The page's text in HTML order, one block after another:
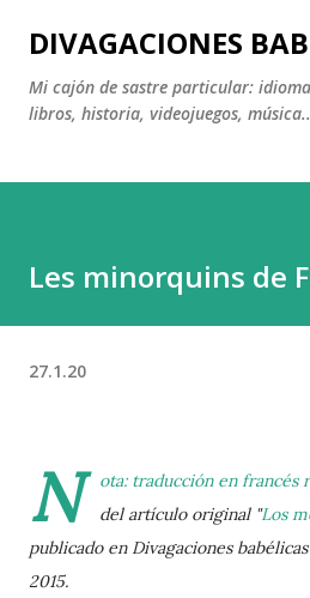
Ir al contenido
DIVAGACIONES
Mi cajón de sastre particular:
libros, historia, videojuegos,
Les minorquins de
27.1.20
N ota: traducción en francés
del artículo original "Los
publicado en Divagaciones
2015.